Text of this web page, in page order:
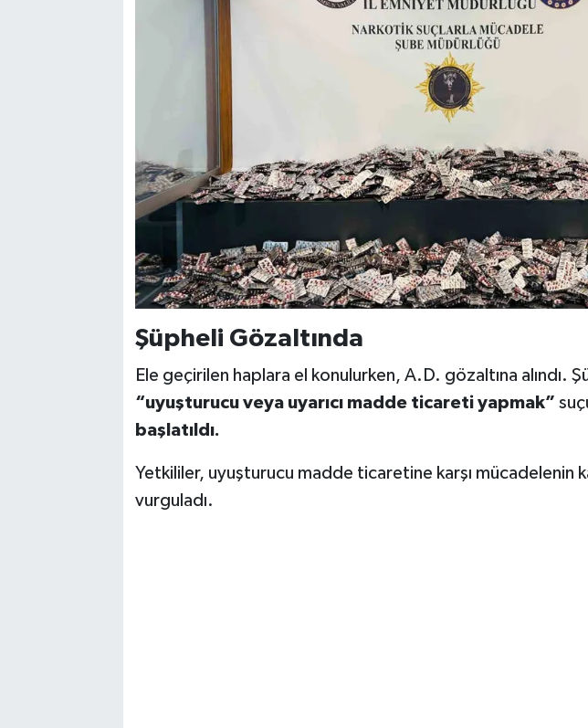
Şüpheli Gözaltında
Ele geçirilen haplara el konulurken, A.D. gözaltına alındı.
“uyuşturucu veya uyarıcı madde ticareti yapmak”
başlatıldı.
Yetkililer, uyuşturucu madde ticaretine karşı mücadelenin
vurguladı.